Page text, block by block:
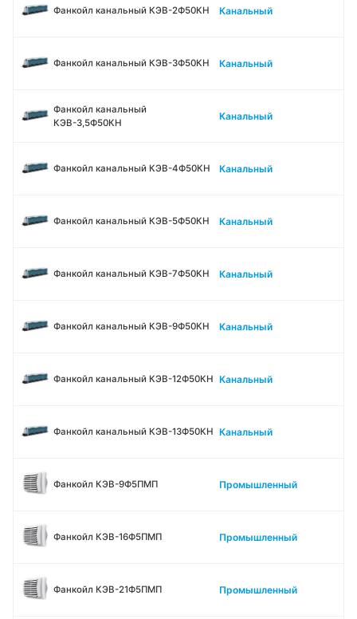
Фанкойл канальный КЭВ-2Ф50КН Канальный
Фанкойл канальный КЭВ-3Ф50КН Канальный
Фанкойл канальный
КЭВ-3,5Ф50КН
Канальный
Фанкойл канальный КЭВ-4Ф50КН Канальный
Фанкойл канальный КЭВ-5Ф50КН Канальный
Фанкойл канальный КЭВ-7Ф50КН Канальный
Фанкойл канальный КЭВ-9Ф50КН Канальный
Фанкойл канальный КЭВ-12Ф50КН Канальный
Фанкойл канальный КЭВ-13Ф50КН Канальный
Фанкойл КЭВ-9Ф5ПМП Промышленный
Фанкойл КЭВ-16Ф5ПМП Промышленный
Фанкойл КЭВ-21Ф5ПМП Промышленный